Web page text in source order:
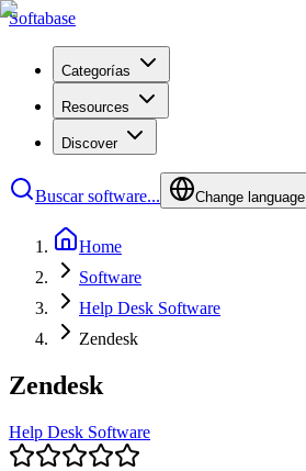
Softabase
Categorías
Resources
Discover
Buscar software... Change language
Home
Software
Help Desk Software
Zendesk
Zendesk
Help Desk Software